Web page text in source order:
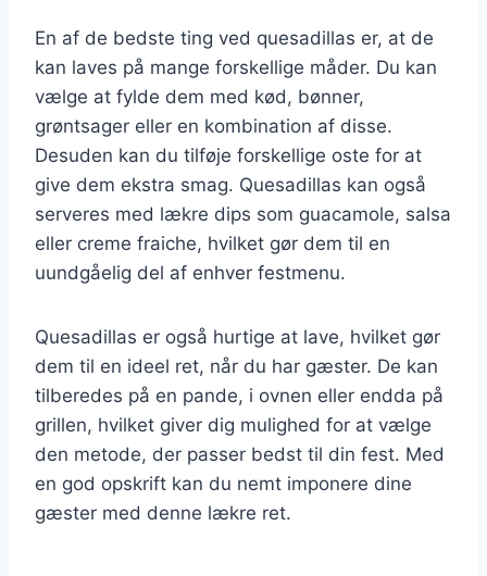
En af de bedste ting ved quesadillas er, at de
kan laves på mange forskellige måder. Du kan
vælge at fylde dem med kød, bønner,
grøntsager eller en kombination af disse.
Desuden kan du tilføje forskellige oste for at
give dem ekstra smag. Quesadillas kan også
serveres med lækre dips som guacamole, salsa
eller creme fraiche, hvilket gør dem til en
uundgåelig del af enhver festmenu.
Quesadillas er også hurtige at lave, hvilket gør
dem til en ideel ret, når du har gæster. De kan
tilberedes på en pande, i ovnen eller endda på
grillen, hvilket giver dig mulighed for at vælge
den metode, der passer bedst til din fest. Med
en god opskrift kan du nemt imponere dine
gæster med denne lækre ret.